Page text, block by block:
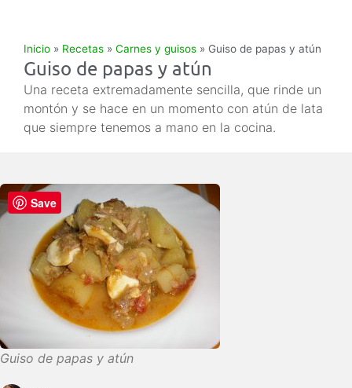
Inicio » Recetas » Carnes y guisos » Guiso de papas y atún
Guiso de papas y atún
Una receta extremadamente sencilla, que rinde un
montón y se hace en un momento con atún de lata
que siempre tenemos a mano en la cocina.
Guiso de papas y atún
Save